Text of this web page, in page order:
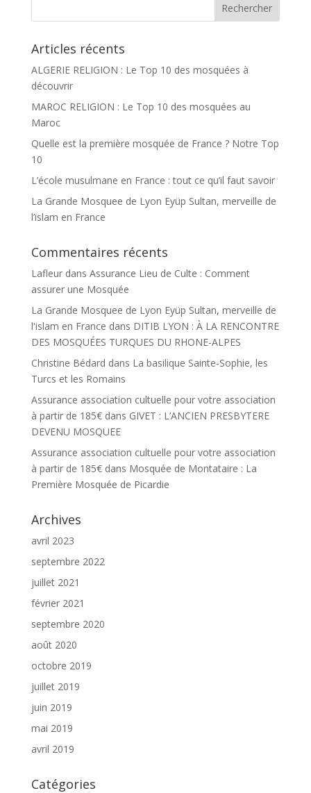
Articles récents
ALGERIE RELIGION : Le Top 10 des mosquées à
découvrir
MAROC RELIGION : Le Top 10 des mosquées au
Maroc
Quelle est la première mosquée de France ? Notre Top
10
L’école musulmane en France : tout ce qu’il faut savoir
La Grande Mosquee de Lyon Eyüp Sultan, merveille de
l’islam en France
Commentaires récents
Lafleurdans Assurance Lieu de Culte : Comment
assurer une Mosquée
La Grande Mosquee de Lyon Eyüp Sultan, merveille de
l'islam en France dans DITIB LYON : À LA RENCONTRE
DES MOSQUÉES TURQUES DU RHONE-ALPES
Christine Bédard dans La basilique Sainte-Sophie, les
Turcs et les Romains
Assurance association cultuelle pour votre association
à partir de 185€dans GIVET : L’ANCIEN PRESBYTERE
DEVENU MOSQUEE
Assurance association cultuelle pour votre association
à partir de 185€dans Mosquée de Montataire : La
Première Mosquée de Picardie
Archives
avril 2023
septembre 2022
juillet 2021
février 2021
septembre 2020
août 2020
octobre 2019
juillet 2019
juin 2019
mai 2019
avril 2019
Catégories